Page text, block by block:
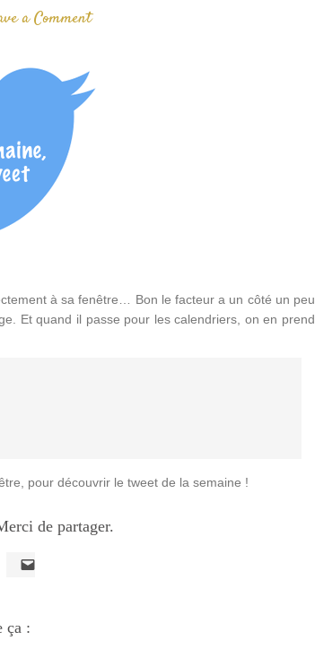
a Comment
à sa fenêtre… Bon le facteur a un côté un peu
Et quand il passe pour les calendriers, on en prend
pour découvrir le tweet de la semaine !
de partager.
lien
par
ça :